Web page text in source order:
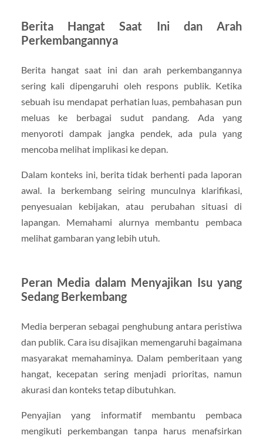
Berita Hangat Saat Ini dan Arah
Perkembangannya
Berita hangat saat ini dan arah perkembangannya
sering kali dipengaruhi oleh respons publik. Ketika
sebuah isu mendapat perhatian luas, pembahasan pun
meluas ke berbagai sudut pandang. Ada yang
menyoroti dampak jangka pendek, ada pula yang
mencoba melihat implikasi ke depan.
Dalam konteks ini, berita tidak berhenti pada laporan
awal. Ia berkembang seiring munculnya klarifikasi,
penyesuaian kebijakan, atau perubahan situasi di
lapangan. Memahami alurnya membantu pembaca
melihat gambaran yang lebih utuh.
Peran Media dalam Menyajikan Isu yang
Sedang Berkembang
Media berperan sebagai penghubung antara peristiwa
dan publik. Cara isu disajikan memengaruhi bagaimana
masyarakat memahaminya. Dalam pemberitaan yang
hangat, kecepatan sering menjadi prioritas, namun
akurasi dan konteks tetap dibutuhkan.
Penyajian yang informatif membantu pembaca
mengikuti perkembangan tanpa harus menafsirkan